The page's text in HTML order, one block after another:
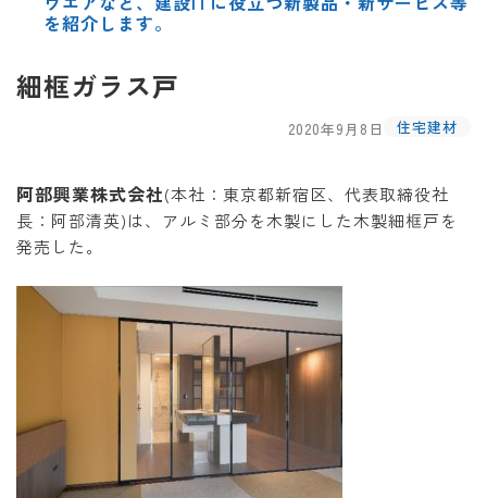
を紹介します。
細框ガラス戸
2020年9月8日 住宅建材
阿部興業株式会社(本社：東京都新宿区、代表取締役社
長：阿部清英)は、アルミ部分を木製にした木製細框戸を
発売した。